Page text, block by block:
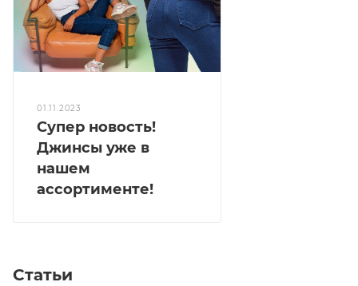
01.11.2023
Супер новость!
Джинсы уже в
нашем
ассортименте!
Статьи